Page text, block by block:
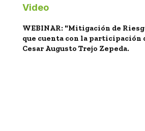
Video
WEBINAR: "Mitigación de
que cuenta con la participación
Cesar Augusto Trejo Zepeda.